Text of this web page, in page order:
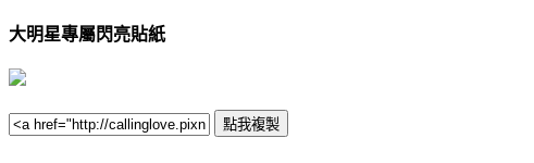
大明星專屬閃亮貼紙